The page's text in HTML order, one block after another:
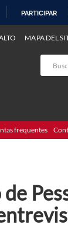
PARTICIPAR
MAPA DEL
frequentes